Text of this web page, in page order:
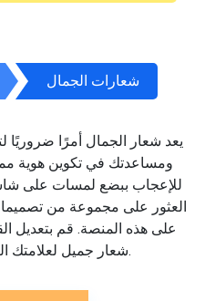
شعارات الجمال
يعد شعار الجمال أمرًا ضروريًا
ومساعدتك في تكوين هوية
للإعجاب ببضع لمسات على
العثور على مجموعة من
على هذه المنصة. قم بتعديل
شعار جميل لعلامتك التجارية في وقت قصير.